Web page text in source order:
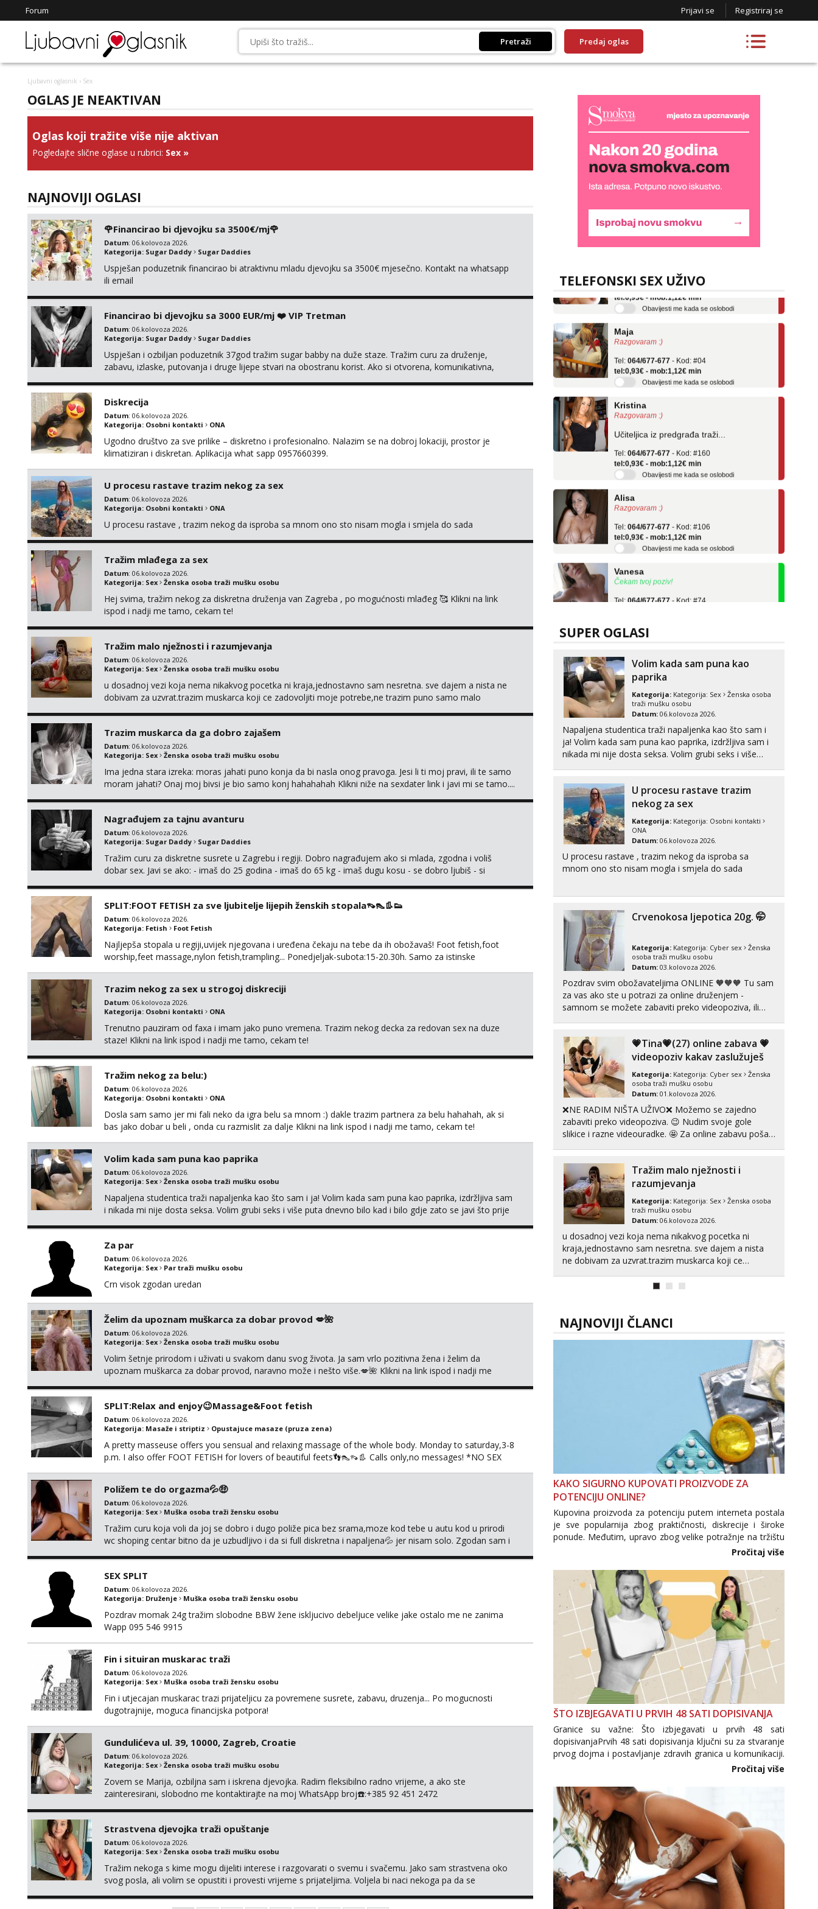
Forum Prijavi se Registriraj se
Pretraži Predaj oglas
Ljubavni oglasnik › Sex
OGLAS JE NEAKTIVAN
Oglas koji tražite više nije aktivan
Pogledajte slične oglase u rubrici: Sex »
NAJNOVIJI OGLASI
🌹Financirao bi djevojku sa 3500€/mj🌹
Datum: 06.kolovoza 2026.
Kategorija: Sugar Daddy Sugar Daddies
Uspješan poduzetnik financirao bi atraktivnu mladu djevojku sa 3500€ mjesečno. Kontakt na whatsapp
ili email
Financirao bi djevojku sa 3000 EUR/mj ❤️ VIP Tretman
Datum: 06.kolovoza 2026.
Kategorija: Sugar Daddy Sugar Daddies
Uspješan i ozbiljan poduzetnik 37god tražim sugar babby na duže staze. Tražim curu za druženje,
zabavu, izlaske, putovanja i druge lijepe stvari na obostranu korist. Ako si otvorena, komunikativna,
Diskrecija
Datum: 06.kolovoza 2026.
Kategorija: Osobni kontakti ONA
Ugodno društvo za sve prilike – diskretno i profesionalno. Nalazim se na dobroj lokaciji, prostor je
klimatiziran i diskretan. Aplikacija what sapp 0957660399.
U procesu rastave trazim nekog za sex
Datum: 06.kolovoza 2026.
Kategorija: Osobni kontakti ONA
U procesu rastave , trazim nekog da isproba sa mnom ono sto nisam mogla i smjela do sada
Tražim mlađega za sex
Datum: 06.kolovoza 2026.
Kategorija: Sex Ženska osoba traži mušku osobu
Hej svima, tražim nekog za diskretna druženja van Zagreba , po mogućnosti mlađeg 🥰 Klikni na link
ispod i nadji me tamo, cekam te!
Tražim malo nježnosti i razumjevanja
Datum: 06.kolovoza 2026.
Kategorija: Sex Ženska osoba traži mušku osobu
u dosadnoj vezi koja nema nikakvog pocetka ni kraja,jednostavno sam nesretna. sve dajem a nista ne
dobivam za uzvrat.trazim muskarca koji ce zadovoljiti moje potrebe,ne trazim puno samo malo
Trazim muskarca da ga dobro zajašem
Datum: 06.kolovoza 2026.
Kategorija: Sex Ženska osoba traži mušku osobu
Ima jedna stara izreka: moras jahati puno konja da bi nasla onog pravoga. Jesi li ti moj pravi, ili te samo
moram jahati? Onaj moj bivsi je bio samo konj hahahahah Klikni niže na sexdater link i javi mi se tamo....
Nagrađujem za tajnu avanturu
Datum: 06.kolovoza 2026.
Kategorija: Sugar Daddy Sugar Daddies
Tražim curu za diskretne susrete u Zagrebu i regiji. Dobro nagrađujem ako si mlada, zgodna i voliš
dobar sex. Javi se ako: - imaš do 25 godina - imaš do 65 kg - imaš dugu kosu - se dobro ljubiš - si
SPLIT:FOOT FETISH za sve ljubitelje lijepih ženskih stopala👡👠👢👟
Datum: 06.kolovoza 2026.
Kategorija: Fetish Foot Fetish
Najljepša stopala u regiji,uvijek njegovana i uređena čekaju na tebe da ih obožavaš! Foot fetish,foot
worship,feet massage,nylon fetish,trampling... Ponedjeljak-subota:15-20.30h. Samo za istinske
Trazim nekog za sex u strogoj diskreciji
Datum: 06.kolovoza 2026.
Kategorija: Osobni kontakti ONA
Trenutno pauziram od faxa i imam jako puno vremena. Trazim nekog decka za redovan sex na duze
staze! Klikni na link ispod i nadji me tamo, cekam te!
Tražim nekog za belu:)
Datum: 06.kolovoza 2026.
Kategorija: Osobni kontakti ONA
Dosla sam samo jer mi fali neko da igra belu sa mnom :) dakle trazim partnera za belu hahahah, ak si
bas jako dobar u beli , onda cu razmislit za dalje Klikni na link ispod i nadji me tamo, cekam te!
Volim kada sam puna kao paprika
Datum: 06.kolovoza 2026.
Kategorija: Sex Ženska osoba traži mušku osobu
Napaljena studentica traži napaljenka kao što sam i ja! Volim kada sam puna kao paprika, izdržljiva sam
i nikada mi nije dosta seksa. Volim grubi seks i više puta dnevno bilo kad i bilo gdje zato se javi što prije
Za par
Datum: 06.kolovoza 2026.
Kategorija: Sex Par traži mušku osobu
Crn visok zgodan uredan
Želim da upoznam muškarca za dobar provod 💋🌺
Datum: 06.kolovoza 2026.
Kategorija: Sex Ženska osoba traži mušku osobu
Volim šetnje prirodom i uživati u svakom danu svog života. Ja sam vrlo pozitivna žena i želim da
upoznam muškarca za dobar provod, naravno može i nešto više.💋🌺 Klikni na link ispod i nadji me
SPLIT:Relax and enjoy😉Massage&Foot fetish
Datum: 06.kolovoza 2026.
Kategorija: Masaže i striptiz Opustajuce masaze (pruza zena)
A pretty masseuse offers you sensual and relaxing massage of the whole body. Monday to saturday,3-8
p.m. I also offer FOOT FETISH for lovers of beautiful feets👣👠👡👢 Calls only,no messages! *NO SEX
Poližem te do orgazma💦🤑
Datum: 06.kolovoza 2026.
Kategorija: Sex Muška osoba traži žensku osobu
Tražim curu koja voli da joj se dobro i dugo poliže pica bez srama,moze kod tebe u autu kod u prirodi
wc shoping centar bitno da je uzbudljivo i da si full diskretna i napaljena💦 jer nisam solo. Zgodan sam i
SEX SPLIT
Datum: 06.kolovoza 2026.
Kategorija: Druženje Muška osoba traži žensku osobu
Pozdrav momak 24g tražim slobodne BBW žene iskljucivo debeljuce velike jake ostalo me ne zanima
Wapp 095 546 9915
Fin i situiran muskarac traži
Datum: 06.kolovoza 2026.
Kategorija: Sex Muška osoba traži žensku osobu
Fin i utjecajan muskarac trazi prijateljicu za povremene susrete, zabavu, druzenja... Po mogucnosti
dugotrajnije, moguca financijska potpora!
Gundulićeva ul. 39, 10000, Zagreb, Croatie
Datum: 06.kolovoza 2026.
Kategorija: Sex Ženska osoba traži mušku osobu
Zovem se Marija, ozbiljna sam i iskrena djevojka. Radim fleksibilno radno vrijeme, a ako ste
zainteresirani, slobodno me kontaktirajte na moj WhatsApp broj☎️:+385 92 451 2472
Strastvena djevojka traži opuštanje
Datum: 06.kolovoza 2026.
Kategorija: Sex Ženska osoba traži mušku osobu
Tražim nekoga s kime mogu dijeliti interese i razgovarati o svemu i svačemu. Jako sam strastvena oko
svog posla, ali volim se opustiti i provesti vrijeme s prijateljima. Voljela bi naci nekoga pa da se
TELEFONSKI SEX UŽIVO
- Kod: #69
tel:0,93€ - mob:1,12€ min
Razgovaram :)
Tel:064/677-677
tel:0,93€ - mob:1,12€ min
Obavijesti me kada se oslobodi
Razgovaram :)
Učiteljica iz predgrađa traži...
Tel:064/677-677- Kod: #160
tel:0,93€ - mob:1,12€ min
Obavijesti me kada se oslobodi
Razgovaram :)
Tel:064/677-677
tel:0,93€ - mob:1,12€ min
Obavijesti me kada se oslobodi
Čekam tvoj poziv!
Tel:064/677-677- Kod: #74
tel:0,93€ - mob:1,12€ min
Čekam tvoj poziv!
tel:0,93€ - mob:1,12€ min
Zara
Razgovaram :)
Tel: 064/677-677- Kod: #123
tel:0,93€ - mob:1,12€ min
Obavijesti me kada se oslobodi
Anđela
Čekam tvoj poziv!
Tel: 064/677-677- Kod: #142
tel:0,93€ - mob:1,12€ min
Mira
Čekam tvoj poziv!
Tel: 064/677-677
- Kod: #72
tel:0,93€ - mob:1,12€ min
Razgovaram :)
Tel: 064/677-677- Kod: #69
tel:0,93€ - mob:1,12€ min
Maja
Razgovaram :)
064/677-677
- Kod: #04
tel:0,93€ - mob:1,12€ min
Obavijesti me kada se oslobodi
Razgovaram :)
Učiteljica iz predgrađa traži...
Tel: 064/677-677- Kod: #160
tel:0,93€ - mob:1,12€ min
Obavijesti me kada se oslobodi
Alisa
Razgovaram :)
tel:0,93€ - mob:1,12€ min
Obavijesti me kada se oslobodi
Vanesa
Čekam tvoj poziv!
tel:0,93€ - mob:1,12€ min
Anita
Čekam tvoj poziv!
Zara
Razgovaram :)
Obavijesti me kada se oslobodi
- Kod: #142
tel:0,93€ - mob:1,12€ min
Čekam tvoj poziv!
Tel:064/677-677
SUPER OGLASI
Volim kada sam puna kao
paprika
Kategorija: Kategorija: Sex
Ženska osoba
traži mušku osobu
Datum: 06.kolovoza 2026.
Napaljena studentica traži napaljenka kao što sam i
ja! Volim kada sam puna kao paprika, izdržljiva sam i
nikada mi nije dosta seksa. Volim grubi seks i više
cekam te!
U procesu rastave trazim
nekog za sex
Kategorija: Kategorija: Osobni kontakti
ONA
Datum: 06.kolovoza 2026.
U procesu rastave , trazim nekog da isproba sa
mnom ono sto nisam mogla i smjela do sada
Crvenokosa ljepotica 20g. 🤭
Kategorija: Kategorija: Cyber sex
Ženska
osoba traži mušku osobu
Datum: 03.kolovoza 2026.
Pozdrav svim obožavateljima ONLINE 🧡🧡🧡 Tu sam
za vas ako ste u potrazi za online druženjem -
samnom se možete zabaviti preko videopoziva, ili
tipkanja uz slike i hot line pozive. Za vas sam
pripremila ...
💗Tina💗(27) online zabava 💗
videopoziv kakav zaslužuješ
Kategorija: Kategorija: Cyber sex
Ženska
osoba traži mušku osobu
Datum: 01.kolovoza 2026.
❌NE RADIM NIŠTA UŽIVO❌ Možemo se zajedno
zabaviti preko videopoziva. 😉 Nudim svoje gole
slikice i razne videouradke. 🤩 Za online zabavu pošalji
vidjeti na videopozivu. 😉 S vama sam vec 5 ...
Tražim malo nježnosti i
razumjevanja
Kategorija: Kategorija: Sex
Ženska osoba
traži mušku osobu
Datum: 06.kolovoza 2026.
u dosadnoj vezi koja nema nikakvog pocetka ni
kraja,jednostavno sam nesretna. sve dajem a nista
ne dobivam za uzvrat.trazim muskarca koji ce
njeznosti i razumjevanja. volim njezan seks i njezne
NAJNOVIJI ČLANCI
KAKO SIGURNO KUPOVATI PROIZVODE ZA
POTENCIJU ONLINE?
Kupovina proizvoda za potenciju putem interneta postala
je sve popularnija zbog praktičnosti, diskrecije i široke
ponude. Međutim, upravo zbog velike potražnje na tržištu
se pojavljuju i brojni krivotvoreni proizvodi, nepouzdane
internetske trgovine te proizvodi nepoznatog podrijetla. ...
Pročitaj više
ŠTO IZBJEGAVATI U PRVIH 48 SATI DOPISIVANJA
Granice su važne: Što izbjegavati u prvih 48 sati
dopisivanjaPrvih 48 sati dopisivanja ključni su za stvaranje
prvog dojma i postavljanje zdravih granica u komunikaciji.
Važno je izbjeći prebrzo otkrivanje osobnih ili intimnih
informacija, jer nepoznata osoba još nije zaslužila to
povjerenje. Takođe...
Pročitaj više